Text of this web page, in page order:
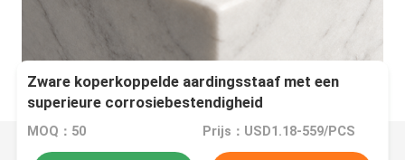
Zware koperkoppelde aardingsstaaf met een
superieure corrosiebestendigheid
MOQ：50 Prijs：USD1.18-559/PCS